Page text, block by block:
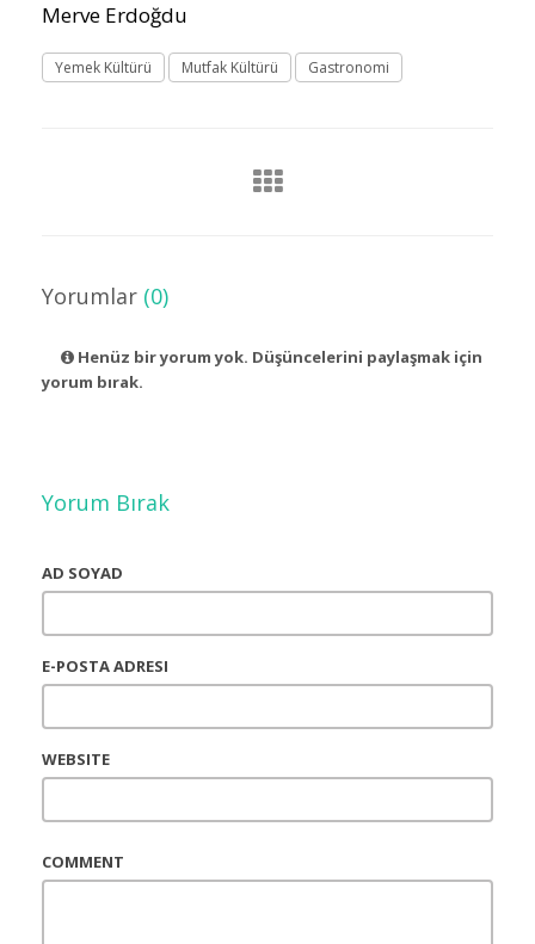
Merve Erdoğdu
Yemek Kültürü Mutfak Kültürü Gastronomi
Yorumlar (0)
Henüz bir yorum yok. Düşüncelerini paylaşmak için
yorum bırak.
Yorum Bırak
AD SOYAD
E-POSTA ADRESI
WEBSITE
COMMENT